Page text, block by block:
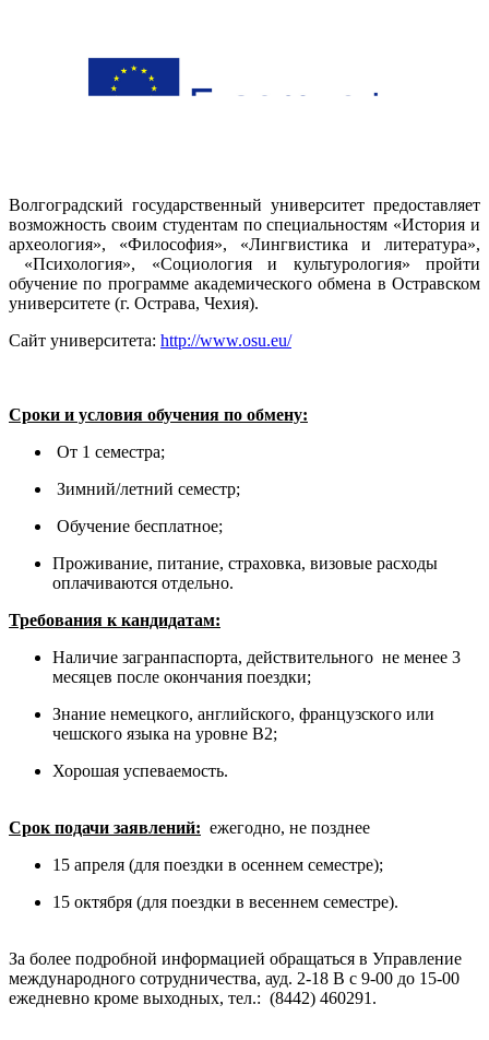
Волгоградский государственный университет предоставляет
возможность своим студентам по специальностям «История и
археология», «Философия», «Лингвистика и литература»,
«Психология», «Социология и культурология» пройти
обучение по программе академического обмена в Остравском
университете (г. Острава, Чехия).
Сайт университета: http://www.osu.eu/
Сроки и условия обучения по обмену:
От 1 семестра;
Зимний/летний семестр;
Обучение бесплатное;
Проживание, питание, страховка, визовые расходы
оплачиваются отдельно.
Требования к кандидатам:
Наличие загранпаспорта, действительного не менее 3
месяцев после окончания поездки;
Знание немецкого, английского, французского или
чешского языка на уровне В2;
Хорошая успеваемость.
Срок подачи заявлений: ежегодно, не позднее
15 апреля (для поездки в осеннем семестре);
15 октября (для поездки в весеннем семестре).
За более подробной информацией обращаться в Управление
международного сотрудничества, ауд. 2-18 В с 9-00 до 15-00
ежедневно кроме выходных, тел.: (8442) 460291.